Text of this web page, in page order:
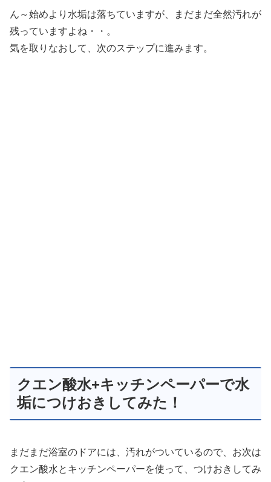
ん～始めより水垢は落ちていますが、まだまだ全然汚れが
残っていますよね・・。
気を取りなおして、 次のステップに進みます。
クエン酸水+キッチンペーパーで水
垢につけおきしてみた！
まだまだ浴室のドアには、汚れがついているので、お次は
クエン酸水とキッチンペーパーを使って、つけおき してみ